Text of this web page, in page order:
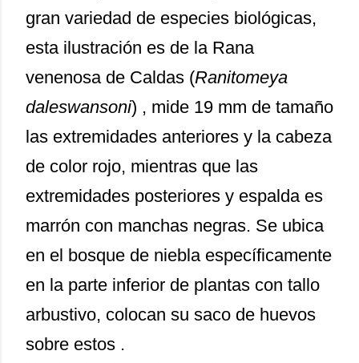
gran variedad de especies biológicas,
esta ilustración es de la Rana
venenosa de Caldas (Ranitomeya
daleswansoni) , mide 19 mm de tamaño
las extremidades anteriores y la cabeza
de color rojo, mientras que las
extremidades posteriores y espalda es
marrón con manchas negras. Se ubica
en el bosque de niebla específicamente
en la parte inferior de plantas con tallo
arbustivo, colocan su saco de huevos
sobre estos .